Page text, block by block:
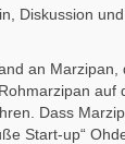
Diskussion
an
Dass
Start-up“